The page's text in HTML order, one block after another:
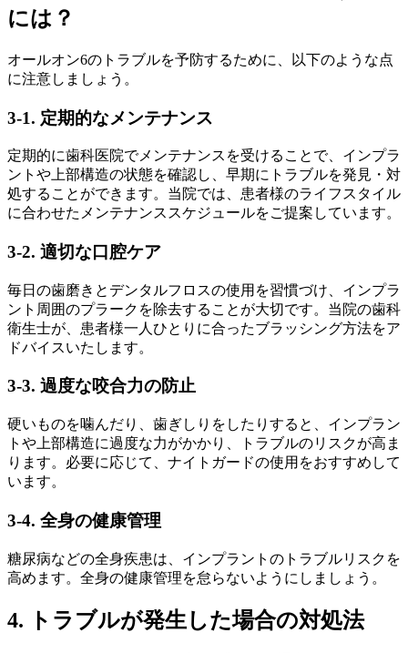
には？
オールオン6のトラブルを予防するために、以下のような点
に注意しましょう。
3-1. 定期的なメンテナンス
定期的に歯科医院でメンテナンスを受けることで、インプラ
ントや上部構造の状態を確認し、早期にトラブルを発見・対
処することができます。当院では、患者様のライフスタイル
に合わせたメンテナンススケジュールをご提案しています。
3-2. 適切な口腔ケア
毎日の歯磨きとデンタルフロスの使用を習慣づけ、インプラ
ント周囲のプラークを除去することが大切です。当院の歯科
衛生士が、患者様一人ひとりに合ったブラッシング方法をア
ドバイスいたします。
3-3. 過度な咬合力の防止
硬いものを噛んだり、歯ぎしりをしたりすると、インプラン
トや上部構造に過度な力がかかり、トラブルのリスクが高ま
ります。必要に応じて、ナイトガードの使用をおすすめして
います。
3-4. 全身の健康管理
糖尿病などの全身疾患は、インプラントのトラブルリスクを
高めます。全身の健康管理を怠らないようにしましょう。
4. トラブルが発生した場合の対処法